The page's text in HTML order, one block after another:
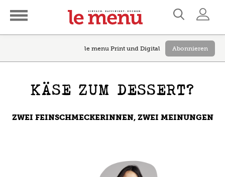
le menu Print und Digital Abonnieren
KÄSE ZUM DESSERT?
ZWEI FEINSCHMECKERINNEN, ZWEI MEINUNGEN